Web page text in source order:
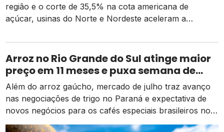
região e o corte de 35,5% na cota americana de
açúcar, usinas do Norte e Nordeste aceleram a
de receita e competitividade.
Arroz no Rio Grande do Sul atinge maior
preço em 11 meses e puxa semana de
valorização no campo
Além do arroz gaúcho, mercado de julho traz avanço
nas negociações de trigo no Paraná e expectativa de
novos negócios para os cafés especiais brasileiros no
exterior